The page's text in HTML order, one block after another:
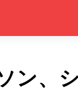
ン、